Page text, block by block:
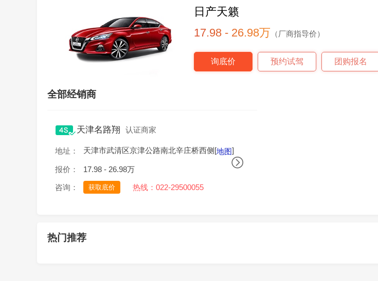
日产天籁
17.98 - 26.98万 （厂商指导价）
询底价 预约试驾 团购报名
全部经销商
天津名路翔 认证商家
地址： 天津市武清区京津公路南北辛庄桥西侧[地图]
报价： 17.98 - 26.98万
咨询： 获取底价 热线：022-29500055
热门推荐